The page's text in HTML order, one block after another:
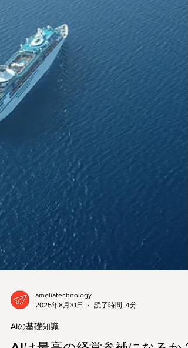
ameliatechnology